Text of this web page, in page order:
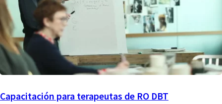
Capacitación para terapeutas de RO DBT